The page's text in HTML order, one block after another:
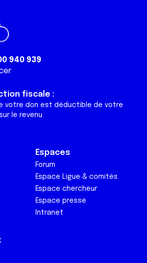
940 939
fiscale :
votre don est déductible de votre
le revenu
Espaces
Forum
Espace Ligue & comités
Espace chercheur
Espace presse
Intranet